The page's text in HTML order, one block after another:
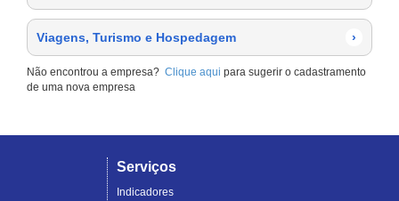
Viagens, Turismo e Hospedagem ›
Não encontrou a empresa? Clique aqui para sugerir o cadastramento
de uma nova empresa
Serviços
Indicadores